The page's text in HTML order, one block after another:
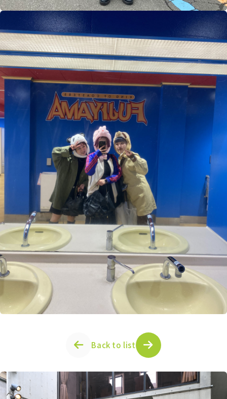
Back to list